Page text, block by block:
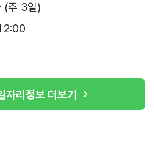
(주 3일)
자리정보 더보기